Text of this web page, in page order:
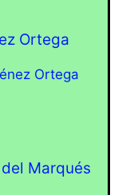
Ortega
Marqués